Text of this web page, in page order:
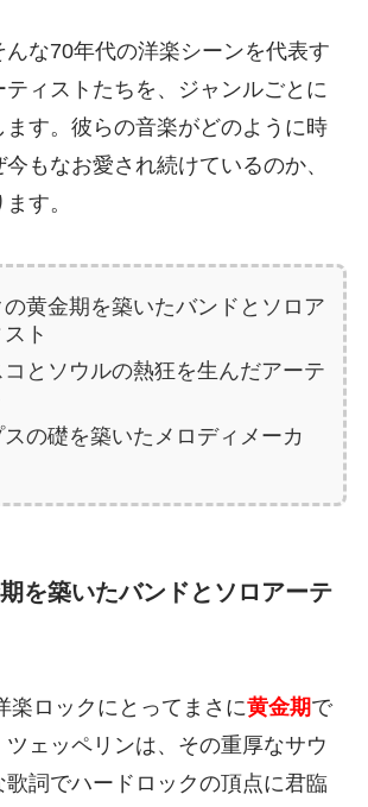
んな70年代の洋楽シーンを代表す
ティストたちを、ジャンルごとに
す。彼らの音楽がどのように時
もなお愛され続けているのか、
す。
の黄金期を築いたバンドとソロア
ト
コとソウルの熱狂を生んだアーテ
スの礎を築いたメロディメーカ
を築いたバンドとソロアーテ
楽ロックにとってまさに黄金期で
ツェッペリンは、その重厚なサウ
歌詞でハードロックの頂点に君臨